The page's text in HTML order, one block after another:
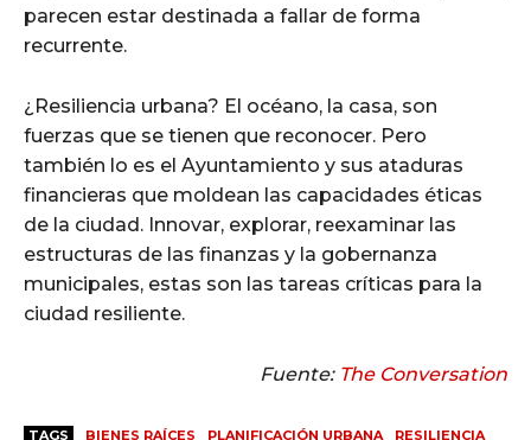
parecen estar destinada a fallar de forma
recurrente.
¿Resiliencia urbana? El océano, la casa, son
fuerzas que se tienen que reconocer. Pero
también lo es el Ayuntamiento y sus ataduras
financieras que moldean las capacidades éticas
de la ciudad. Innovar, explorar, reexaminar las
estructuras de las finanzas y la gobernanza
municipales, estas son las tareas críticas para la
ciudad resiliente.
Fuente: The Conversation
TAGS BIENES RAÍCES PLANIFICACIÓN URBANA RESILIENCIA